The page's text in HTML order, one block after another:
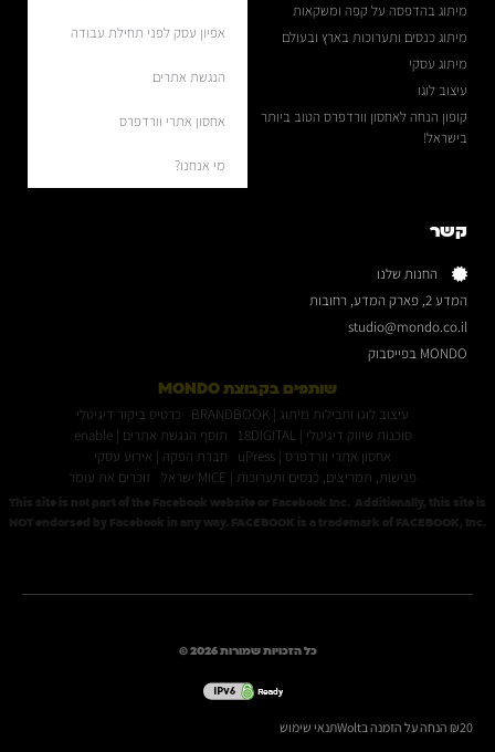
מיתוג בהדפסה על קפה ומשקאות
מיתוג כנסים ותערוכות בארץ ובעולם
מיתוג עסקי
עיצוב לוגו
קופון הנחה לאחסון וורדפרס הטוב ביותר
בישראל!
אפיון עסק לפני תחילת עבודה
הנגשת אתרים
אחסון אתרי וורדפרס
מי אנחנו?
קשר
החנות שלנו
המדע 2, פארק המדע, רחובות
studio@mondo.co.il
MONDO בפייסבוק
שותפים בקבוצת MONDO
עיצוב לוגו וחבילות מיתוג | BRANDBOOK
כרטיס ביקור דיגיטלי
סוכנות שיווק דיגיטלי | 18DIGITAL
תוסף הנגשת אתרים | enable
אחסון אתרי וורדפרס | uPress
חברת הפקה | אירוע עסקי
פגישות, תמריצים, כנסים ותערוכות | MICE ישראל
זוכרים את עומר
This site is not part of the Facebook website or Facebook Inc. Additionally, this site is
NOT endorsed by Facebook in any way. FACEBOOK is a trademark of FACEBOOK, Inc.
כל הזכויות שמורות 2026 ©
₪20 הנחה על הזמנה בWolt תנאי שימוש